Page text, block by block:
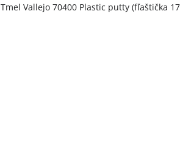
Tmel Vallejo 70400 Plastic putty (fľaštička